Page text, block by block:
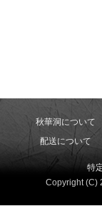
秋華洞について
配送について
特
Copyright (C)